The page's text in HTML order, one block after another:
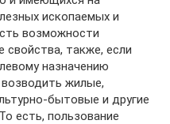
ископаемых и
возможности
свойства, также, если
назначению
жилые,
бытовые и другие
есть, пользование